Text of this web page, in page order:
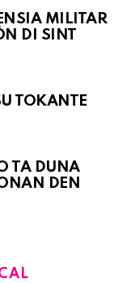
MILITAR
DI SINT
TOKANTE
TA DUNA
DEN